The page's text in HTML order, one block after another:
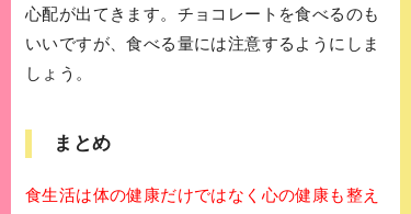
心配が出てきます。チョコレートを食べるのも
いいですが、食べる量には注意するようにしま
しょう。
まとめ
食生活は体の健康だけではなく心の健康も整え